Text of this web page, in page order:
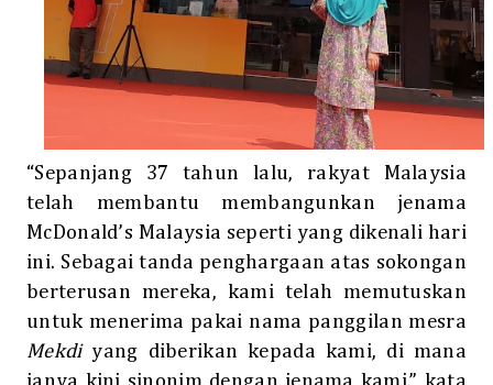
“Sepanjang 37 tahun lalu, rakyat Malaysia
telah membantu membangunkan jenama
McDonald’s Malaysia seperti yang dikenali hari
ini. Sebagai tanda penghargaan atas sokongan
berterusan mereka, kami telah memutuskan
untuk menerima pakai nama panggilan mesra
Mekdiyang diberikan kepada kami, di mana